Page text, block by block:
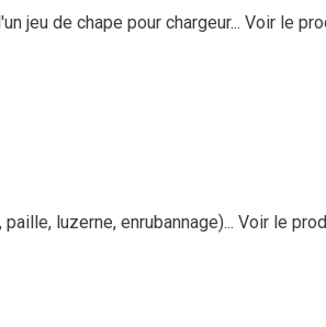
jeu de chape pour chargeur... Voir le
luzerne, enrubannage)... Voir le